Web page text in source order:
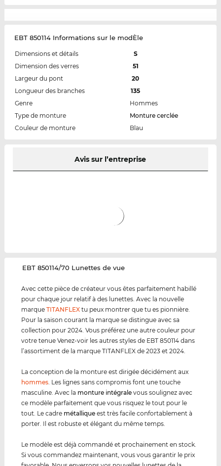
EBT 850114 Informations sur le modÈle
Dimensions et détails
S
Dimension des verres
51
Largeur du pont
20
Longueur des branches
135
Genre
Hommes
Type de monture
Monture cerclée
Couleur de monture
Blau
Avis sur l’entreprise
‌EBT 850114/70 Lunettes de vue
Avec cette pièce de créateur vous êtes parfaitement habillé
pour chaque jour relatif à des lunettes. Avec la nouvelle
marqueTITANFLEX tu peux montrer que tu es pionnière.
Pour la saison courant la marque se distingue avec sa
collection pour 2024. Vous préférez une autre couleur pour
votre tenue Venez-voir les autres styles de EBT 850114 dans
l’assortiment de la marque TITANFLEX de 2023 et 2024.
La conception de la monture est dirigée décidément aux
hommes. Les lignes sans compromis font une touche
masculine. Avec la monture intégrale vous soulignez avec
ce modèle parfaitement que vous risquez le tout pour le
tout. Le cadre métal lique est très facile confortablement à
porter. Il est robuste et élégant du même temps.
Le modèle est déjà commandé et prochainement en stock.
Si vous commandez maintenant, vous vous garantir le prix